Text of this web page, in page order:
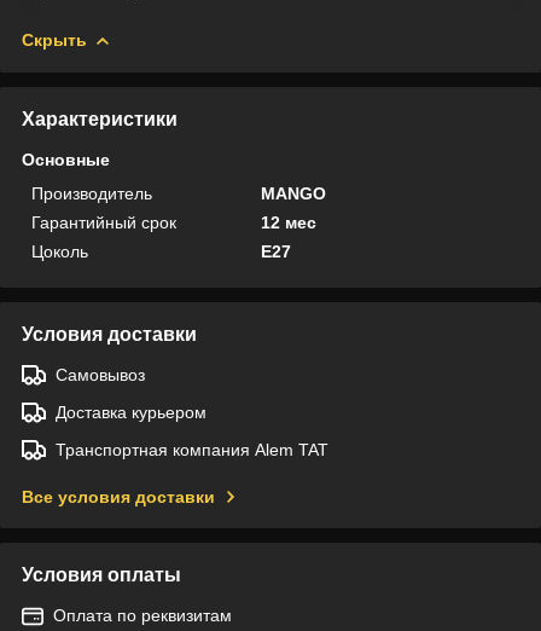
Скрыть
Характеристики
Основные
Производитель
MANGO
Гарантийный срок
12 мес
Цоколь
E27
Условия доставки
Самовывоз
Доставка курьером
Транспортная компания Alem TAT
Все условия доставки
Условия оплаты
Оплата по реквизитам